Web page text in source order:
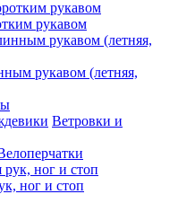
рукавом
рукавом (летняя,
Ветровки и
ног и стоп